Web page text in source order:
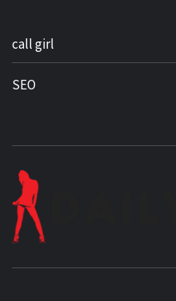
call girl
SEO